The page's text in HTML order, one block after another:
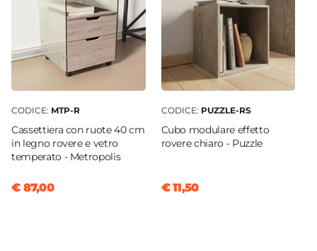
CODICE: MTP-R
Cassettiera con ruote 40 cm
in legno rovere e vetro
temperato - Metropolis
€ 87,00
CODICE: PUZZLE-RS
Cubo modulare effetto
rovere chiaro - Puzzle
€ 11,50